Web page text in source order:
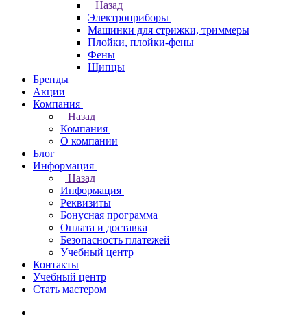
Назад
Электроприборы
Машинки для стрижки, триммеры
Плойки, плойки-фены
Фены
Щипцы
Бренды
Акции
Компания
Назад
Компания
О компании
Блог
Информация
Назад
Информация
Реквизиты
Бонусная программа
Оплата и доставка
Безопасность платежей
Учебный центр
Контакты
Учебный центр
Стать мастером